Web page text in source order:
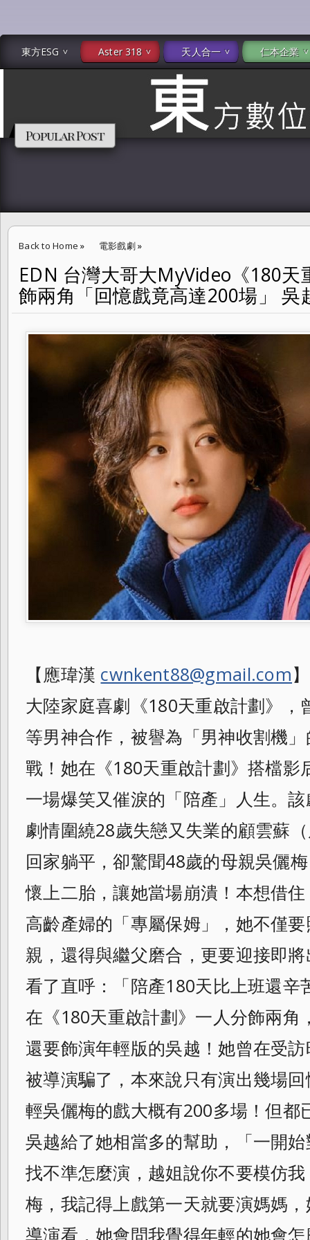
東方ESG Aster 318 天人合一 仁本企業
Popular Post
Back to Home » 電影戲劇»
EDN 台灣大哥大MyVideo《180天重啟計劃》周雨彤一人分飾兩角「
訣
EDN 台灣大哥大MyVideo《180
飾兩角「回憶戲竟高達200場」 吳
【應瑋漢 cwnkent88@gmail.com
大陸家庭喜劇《180天重啟計劃》，
等男神合作，被譽為「男神收割機
戰！她在《180天重啟計劃》搭檔影
一場爆笑又催淚的「陪產」人生。
劇情圍繞28歲失戀又失業的顧雲蘇
回家躺平，卻驚聞48歲的母親吳儷
懷上二胎，讓她當場崩潰！本想借
高齡產婦的「專屬保姆」，她不僅
親，還得與繼父磨合，更要迎接即
看了直呼：「陪產180天比上班還辛
在《180天重啟計劃》一人分飾兩角
還要飾演年輕版的吳越！她曾在受
被導演騙了，本來說只有演出幾場
輕吳儷梅的戲大概有200多場！但都
吳越給了她相當多的幫助，「一開
找不準怎麼演，越姐說你不要模仿
梅，我記得上戲第一天就要演媽媽
導演看，她會問我覺得年輕的她會